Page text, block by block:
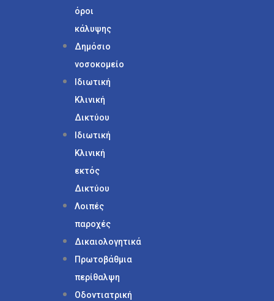
όροι
κάλυψης
Δημόσιο
νοσοκομείο
Ιδιωτική
Κλινική
Δικτύου
Ιδιωτική
Κλινική
εκτός
Δικτύου
Λοιπές
παροχές
Δικαιολογητικά
Πρωτοβάθμια
περίθαλψη
Οδοντιατρική